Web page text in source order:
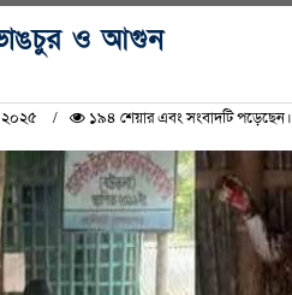
ভাঙচুর ও আগুন
২০২৫ ১৯৪ শেয়ার এবং সংবাদটি পড়েছেন।